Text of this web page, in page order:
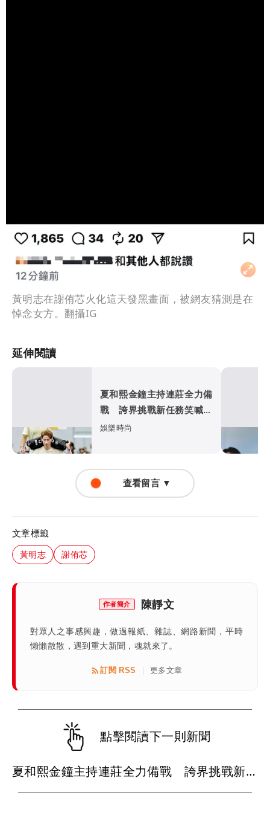
黃明志在謝侑芯火化這天發黑畫面，被網友猜測是在
悼念女方。翻攝IG
延伸閱讀
夏和熙金鐘主持連莊全力備
戰 誇界挑戰新任務笑喊：
絕對不想再做了
娛樂時尚
查看留言 ▼
文章標籤
黃明志 謝侑芯
作者簡介 陳靜文
對眾人之事感興趣，做過報紙、雜誌、網路新聞，平時
懶懶散散，遇到重大新聞，魂就來了。
訂閱 RSS 更多文章
點擊閱讀下一則新聞
夏和熙金鐘主持連莊全力備戰 誇界挑戰新任務笑喊：絕對不想再做了